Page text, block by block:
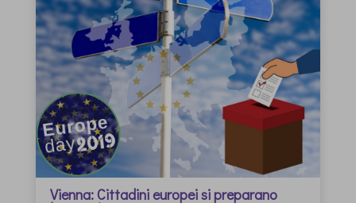
Vienna: Cittadini europei si preparano